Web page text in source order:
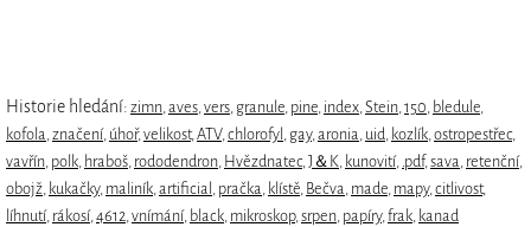
Historie hledání: zimn,aves,vers, granule, pine, index,Stein,150, bledule,
kofola,značení, úhoř,velikost,ATV,chlorofyl , gay,aronia, uid, kozlík,ostropestřec,
vavřín, polk, hraboš, rododendron, Hvězdnatec,J＆K, kunovití, .pdf,sava, retenční,
obojž, kukačky, maliník,artificial , pračka, klístě, Bečva, made, mapy,citlivost,
líhnutí, rákosí,4612,vnímání, black, mikroskop,srpen, papíry,frak, kanad